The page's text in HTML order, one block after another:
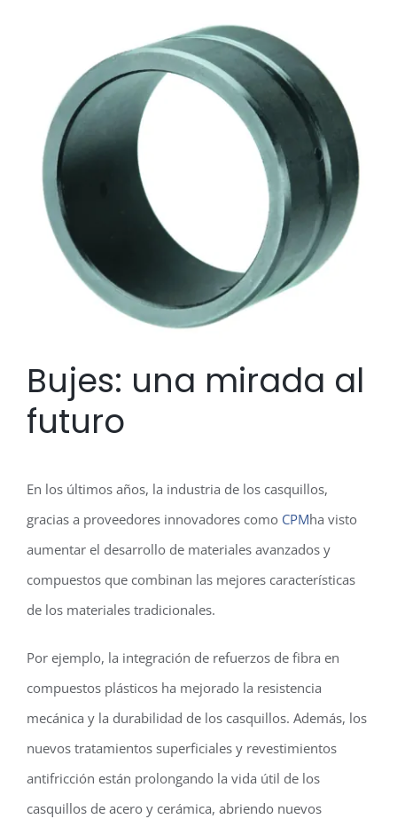
Bujes: una mirada al
futuro
En los últimos años, la industria de los casquillos,
gracias a proveedores innovadores como CPMha visto
aumentar el desarrollo de materiales avanzados y
compuestos que combinan las mejores características
de los materiales tradicionales.
Por ejemplo, la integración de refuerzos de fibra en
compuestos plásticos ha mejorado la resistencia
mecánica y la durabilidad de los casquillos. Además, los
nuevos tratamientos superficiales y revestimientos
antifricción están prolongando la vida útil de los
casquillos de acero y cerámica, abriendo nuevos